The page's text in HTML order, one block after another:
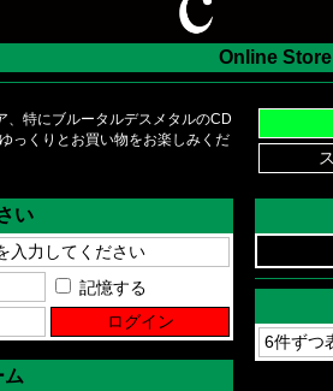
Online Store
、特にブルータルデスメタルのCD
っくりとお買い物をお楽しみくだ
い
記憶する